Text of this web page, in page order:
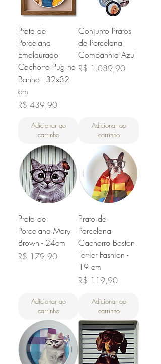
Prato de
Porcelana
Emoldurado
Cachorro Pug no
Banho - 32x32
cm
Preço
R$ 439,90
Adicionar ao
carrinho
Conjunto Pratos
de Porcelana
Companhia Azul
Preço
R$ 1.089,90
Adicionar ao
carrinho
Prato de
Porcelana Mary
Brown - 24cm
Preço
R$ 179,90
Adicionar ao
carrinho
Prato de
Porcelana
Cachorro Boston
Terrier Fashion -
19 cm
Preço
R$ 119,90
Adicionar ao
carrinho